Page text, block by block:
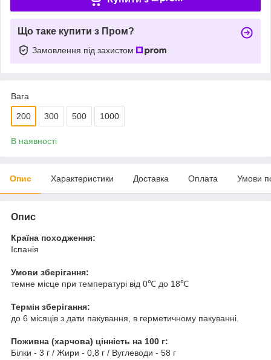
Що таке купити з Пром?
Замовлення під захистом
Вага
200 300 500 1000
В наявності
Опис Характеристики Доставка Оплата Умови
Опис
Країна походження:
Іспанія
Умови зберігання:
темне місце при температурі від 0℃ до 18℃
Термін зберігання:
до 6 місяців з дати пакування, в герметичному пакуванні.
Поживна (харчова) цінність на 100 г:
Білки - 3 г / Жири - 0,8 г / Вуглеводи - 58 г